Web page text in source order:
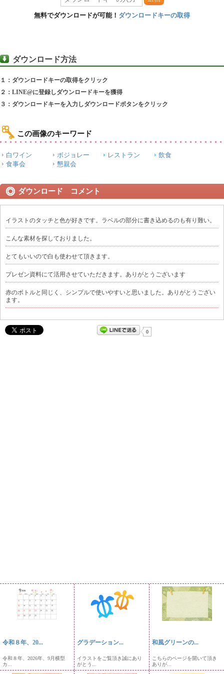
無料でダウンロードが可能！ ダウンロードキーの取得
ダウンロード方法
１：ダウンロードキーの取得をクリック
２：LINE@に登録しダウンロードキーを獲得
３：ダウンロードキーを入力しダウンロードボタンをクリック
この画像のキーワード
白ワイン ボジョレー レストラン
飲食
食事会
懇親会
ダウンロード コメント
イラストのタッチと色が好きです。ラベルの部分に書き込めるのも有り難い。
こんな素材を探しておりました。
とてもいいので白も使わせて頂きます。
プレゼン資料にて活用させていただきます。ありがとうございます
赤のボトルと同じく、シンプルで使いやすいと思いました。ありがとうござい
ます。
0
令和８年、20...
令和８年、2026年、9月横型
カ...
グラデーション...
イラストをご覧頂き誠にあり
がとう...
和風グリーンの...
こちらのページを開いて頂き
ありが...